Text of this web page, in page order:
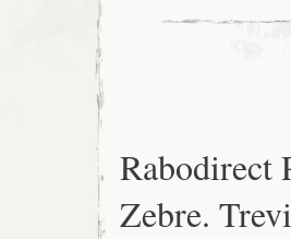
Rabodirect
Zebre.